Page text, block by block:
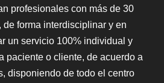
profesionales con más de 30
forma interdisciplinar y en
un servicio 100% individual y
paciente o cliente, de acuerdo a
disponiendo de todo el centro